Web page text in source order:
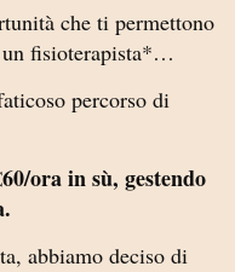
che ti permettono
un fisioterapista*…
percorso di
ora in sù, gestendo
abbiamo deciso di